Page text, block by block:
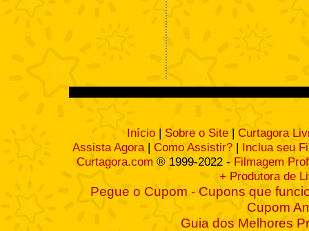
Início | Sobre o Site | Curtagora
Assista Agora| Como Assistir? | Inclua seu
Curtagora.com ® 1999-2022 - Filmagem
+ Produtora de
Pegue o Cupom - Cupons que
Cupom
Guia dos Melhores